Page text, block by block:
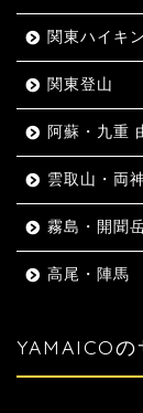
関東ハイキ
関東登山
阿蘇・九重
雲取山・両
霧島・開聞
高尾・陣馬
YAMAICO